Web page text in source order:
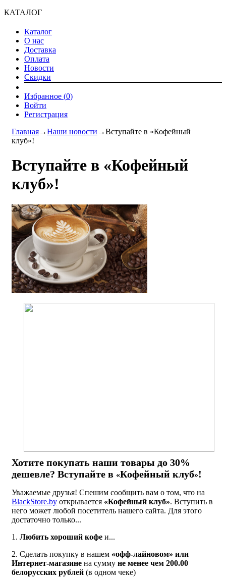
КАТАЛОГ
Каталог
О нас
Доставка
Оплата
Новости
Скидки
Избранное (0)
Войти
Регистрация
Главная→Наши новости →Вступайте в «Кофейный
клуб»!
Вступайте в «Кофейный
клуб»!
Хотите покупать наши товары до 30%
дешевле? Вступайте в «Кофейный клуб»!
Уважаемые друзья! Спешим сообщить вам о том, что на
BlackStore.by открывается «Кофейный клуб». Вступить в
него может любой посетитель нашего сайта. Для этого
достаточно только...
1. Любить хороший кофе и...
2. Сделать покупку в нашем «офф-лайновом» или
Интернет-магазине на сумму не менее чем 200.00
белорусских рублей (в одном чеке)